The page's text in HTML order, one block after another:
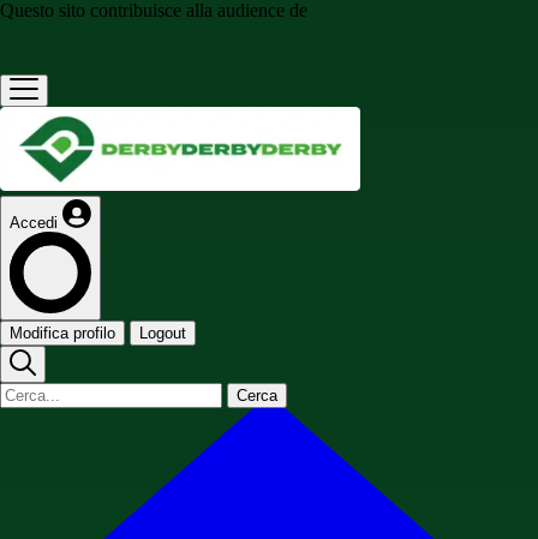
Questo sito contribuisce alla audience de
Accedi
Modifica profilo Logout
Cerca